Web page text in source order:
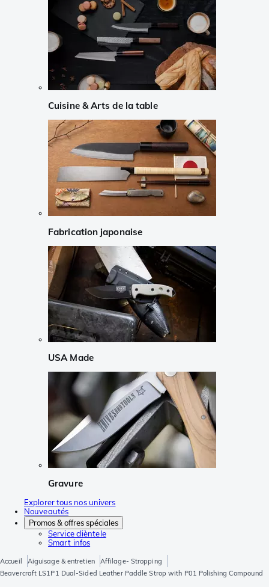
Cuisine & Arts de la table
Fabrication japonaise
USA Made
Gravure
Explorer tous nos univers
Nouveautés
Promos & offres spéciales
Service clièntele
Smart infos
Accueil Aiguisage & entretien
Affilage- Stropping
Beavercraft LS1P1 Dual-Sided Leather Paddle Strop with P01 Polishing Compound